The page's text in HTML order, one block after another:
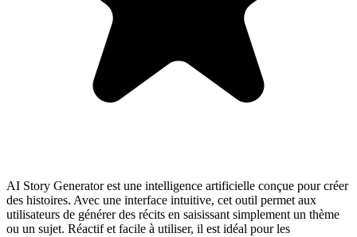
AI Story Generator est une intelligence artificielle conçue pour créer
des histoires. Avec une interface intuitive, cet outil permet aux
utilisateurs de générer des récits en saisissant simplement un thème
ou un sujet. Réactif et facile à utiliser, il est idéal pour les